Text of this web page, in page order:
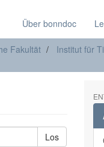
Über bonndoc
Fakultät
Institut für
Los